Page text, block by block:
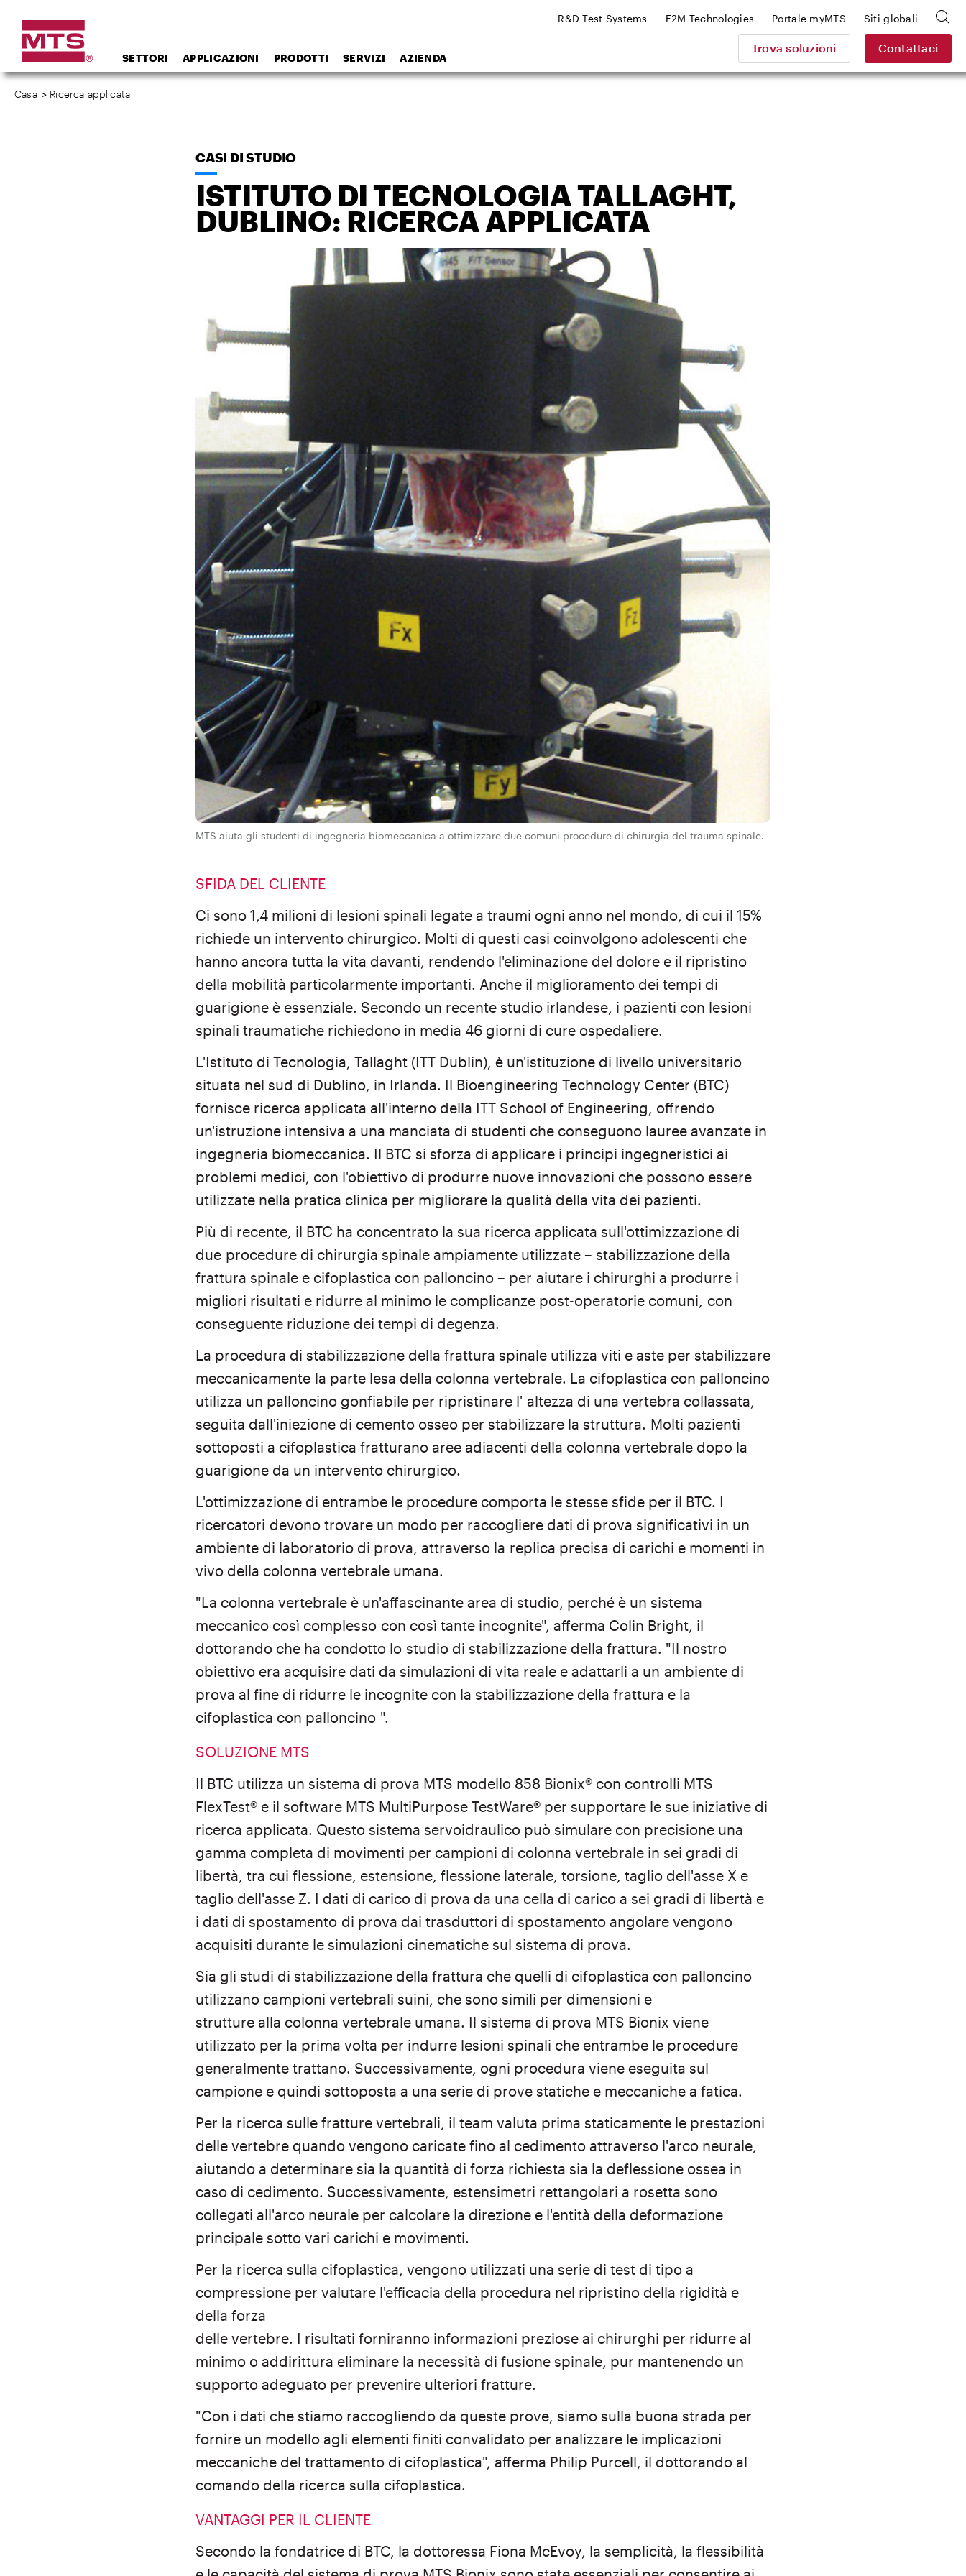
SETTORI APPLICAZIONI PRODOTTI SERVIZI AZIENDA
Trova soluzioni Contattaci
R&D Test Systems E2M Technologies Portale myMTS Siti globali
Casa > Ricerca applicata
CASI DI STUDIO
ISTITUTO DI TECNOLOGIA TALLAGHT,
DUBLINO: RICERCA APPLICATA
MTS aiuta gli studenti di ingegneria biomeccanica a ottimizzare due comuni procedure di chirurgia del trauma spinale.
SFIDA DEL CLIENTE
Ci sono 1,4 milioni di lesioni spinali legate a traumi ogni anno nel mondo, di cui il 15%
richiede un intervento chirurgico. Molti di questi casi coinvolgono adolescenti che
hanno ancora tutta la vita davanti, rendendo l'eliminazione del dolore e il ripristino
della mobilità particolarmente importanti. Anche il miglioramento dei tempi di
guarigione è essenziale. Secondo un recente studio irlandese, i pazienti con lesioni
spinali traumatiche richiedono in media 46 giorni di cure ospedaliere.
L'Istituto di Tecnologia, Tallaght (ITT Dublin), è un'istituzione di livello universitario
situata nel sud di Dublino, in Irlanda. Il Bioengineering Technology Center (BTC)
fornisce ricerca applicata all'interno della ITT School of Engineering, offrendo
un'istruzione intensiva a una manciata di studenti che conseguono lauree avanzate in
ingegneria biomeccanica. Il BTC si sforza di applicare i principi ingegneristici ai
problemi medici, con l'obiettivo di produrre nuove innovazioni che possono essere
utilizzate nella pratica clinica per migliorare la qualità della vita dei pazienti.
Più di recente, il BTC ha concentrato la sua ricerca applicata sull'ottimizzazione di
due procedure di chirurgia spinale ampiamente utilizzate – stabilizzazione della
frattura spinale e cifoplastica con palloncino – per aiutare i chirurghi a produrre i
migliori risultati e ridurre al minimo le complicanze post-operatorie comuni, con
conseguente riduzione dei tempi di degenza.
La procedura di stabilizzazione della frattura spinale utilizza viti e aste per stabilizzare
meccanicamente la parte lesa della colonna vertebrale. La cifoplastica con palloncino
utilizza un palloncino gonfiabile per ripristinare l' altezza di una vertebra collassata,
seguita dall'iniezione di cemento osseo per stabilizzare la struttura. Molti pazienti
sottoposti a cifoplastica fratturano aree adiacenti della colonna vertebrale dopo la
guarigione da un intervento chirurgico.
L'ottimizzazione di entrambe le procedure comporta le stesse sfide per il BTC. I
ricercatori devono trovare un modo per raccogliere dati di prova significativi in un
ambiente di laboratorio di prova, attraverso la replica precisa di carichi e momenti in
vivo della colonna vertebrale umana.
"La colonna vertebrale è un'affascinante area di studio, perché è un sistema
meccanico così complesso con così tante incognite", afferma Colin Bright, il
dottorando che ha condotto lo studio di stabilizzazione della frattura. "Il nostro
obiettivo era acquisire dati da simulazioni di vita reale e adattarli a un ambiente di
prova al fine di ridurre le incognite con la stabilizzazione della frattura e la
cifoplastica con palloncino ".
SOLUZIONE MTS
Il BTC utilizza un sistema di prova MTS modello 858 Bionix® con controlli MTS
FlexTest® e il software MTS MultiPurpose TestWare® per supportare le sue iniziative di
ricerca applicata. Questo sistema servoidraulico può simulare con precisione una
gamma completa di movimenti per campioni di colonna vertebrale in sei gradi di
libertà, tra cui flessione, estensione, flessione laterale, torsione, taglio dell'asse X e
taglio dell'asse Z. I dati di carico di prova da una cella di carico a sei gradi di libertà e
i dati di spostamento di prova dai trasduttori di spostamento angolare vengono
acquisiti durante le simulazioni cinematiche sul sistema di prova.
Sia gli studi di stabilizzazione della frattura che quelli di cifoplastica con palloncino
utilizzano campioni vertebrali suini, che sono simili per dimensioni e
strutture alla colonna vertebrale umana. Il sistema di prova MTS Bionix viene
utilizzato per la prima volta per indurre lesioni spinali che entrambe le procedure
generalmente trattano. Successivamente, ogni procedura viene eseguita sul
campione e quindi sottoposta a una serie di prove statiche e meccaniche a fatica.
Per la ricerca sulle fratture vertebrali, il team valuta prima staticamente le prestazioni
delle vertebre quando vengono caricate fino al cedimento attraverso l'arco neurale,
aiutando a determinare sia la quantità di forza richiesta sia la deflessione ossea in
caso di cedimento. Successivamente, estensimetri rettangolari a rosetta sono
collegati all'arco neurale per calcolare la direzione e l'entità della deformazione
principale sotto vari carichi e movimenti.
Per la ricerca sulla cifoplastica, vengono utilizzati una serie di test di tipo a
compressione per valutare l'efficacia della procedura nel ripristino della rigidità e
della forza
delle vertebre. I risultati forniranno informazioni preziose ai chirurghi per ridurre al
minimo o addirittura eliminare la necessità di fusione spinale, pur mantenendo un
supporto adeguato per prevenire ulteriori fratture.
"Con i dati che stiamo raccogliendo da queste prove, siamo sulla buona strada per
fornire un modello agli elementi finiti convalidato per analizzare le implicazioni
meccaniche del trattamento di cifoplastica", afferma Philip Purcell, il dottorando al
comando della ricerca sulla cifoplastica.
VANTAGGI PER IL CLIENTE
Secondo la fondatrice di BTC, la dottoressa Fiona McEvoy, la semplicità, la flessibilità